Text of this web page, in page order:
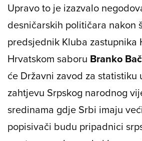
Upravo to je izazvalo
desničarskih političara nakon
predsjednik Kluba zastupnika
Hrvatskom saboru Branko
će Državni zavod za statistiku
zahtjevu Srpskog narodnog
sredinama gdje Srbi imaju
popisivači budu pripadnici